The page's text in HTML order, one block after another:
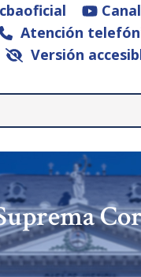
Atención
Versión